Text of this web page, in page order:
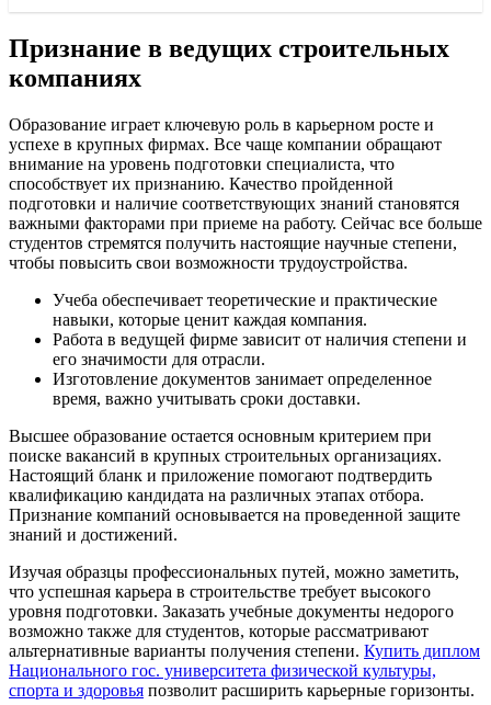
Признание в ведущих строительных
компаниях
Образование играет ключевую роль в карьерном росте и
успехе в крупных фирмах. Все чаще компании обращают
внимание на уровень подготовки специалиста, что
способствует их признанию. Качество пройденной
подготовки и наличие соответствующих знаний становятся
важными факторами при приеме на работу. Сейчас все больше
студентов стремятся получить настоящие научные степени,
чтобы повысить свои возможности трудоустройства.
Учеба обеспечивает теоретические и практические
навыки, которые ценит каждая компания.
Работа в ведущей фирме зависит от наличия степени и
его значимости для отрасли.
Изготовление документов занимает определенное
время, важно учитывать сроки доставки.
Высшее образование остается основным критерием при
поиске вакансий в крупных строительных организациях.
Настоящий бланк и приложение помогают подтвердить
квалификацию кандидата на различных этапах отбора.
Признание компаний основывается на проведенной защите
знаний и достижений.
Изучая образцы профессиональных путей, можно заметить,
что успешная карьера в строительстве требует высокого
уровня подготовки. Заказать учебные документы недорого
возможно также для студентов, которые рассматривают
альтернативные варианты получения степени. Купить диплом
Национального гос. университета физической культуры,
спорта и здоровья позволит расширить карьерные горизонты.